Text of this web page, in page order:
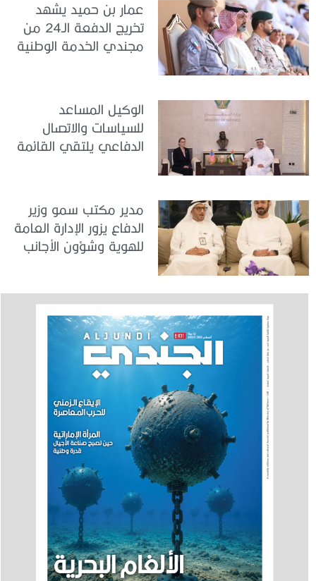
عمار بن حميد يشهد
تخريج الدفعة الـ24 من
مجندي الخدمة الوطنية
الوكيل المساعد
للسياسات والاتصال
الدفاعي يلتقي القائمة
مدير مكتب سمو وزير
الدفاع يزور الإدارة العامة
للهوية وشؤون الأجانب